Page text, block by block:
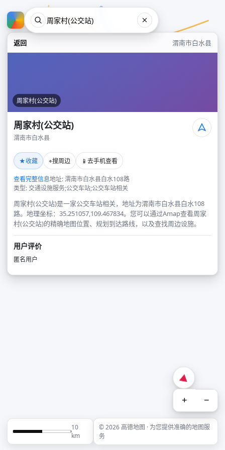
返回 渭南市白水县
周家村(公交站)
周家村(公交站)
渭南市白水县
★收藏 ⌖搜周边 📱 去手机查看
查看完整信息地址: 渭南市白水县白水108路
类型: 交通设施服务;公交车站;公交车站相关
周家村(公交站)是一家公交车站相关，地址为渭南市白水县白水108
路。地理坐标：35.251057,109.467834。您可以通过Amap查看周家
村(公交站)的精确地图位置、规划到达路线，以及查找周边设施。
用户评价
匿名用户
+ −
10
km
© 2026 高德地图 · 为您提供准确的地图服
务